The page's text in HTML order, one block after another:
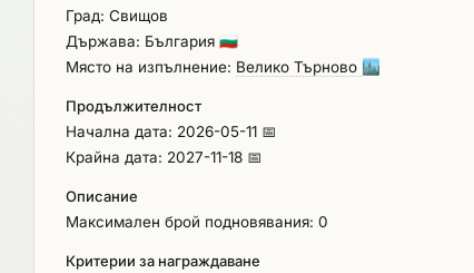
Град: Свищов
Държава: България 🇧🇬
Място на изпълнение: Велико Търново 🏙️
Продължителност
Начална дата: 2026-05-11 📅
Крайна дата: 2027-11-18 📅
Описание
Максимален брой подновявания: 0
Критерии за награждаване